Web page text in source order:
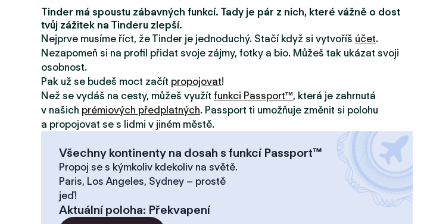
Tinder má spoustu zábavných funkcí. Tady je pár z nich, které vážně o dost
tvůj zážitek na Tinderu zlepší.
Nejprve musíme říct, že Tinder je jednoduchý. Stačí když si vytvoříš účet.
Nezapomeň si na profil přidat svoje zájmy, fotky a bio. Můžeš tak ukázat svoji
osobnost.
Pak už se budeš moct začít propojovat!
Než se vydáš na cesty, můžeš využít funkci Passport™, která je zahrnutá
v našich prémiových předplatných. Passport ti umožňuje změnit si polohu
a propojovat se s lidmi v jiném městě.
Všechny kontinenty na dosah s funkcí Passport™
Propoj se s kýmkoliv kdekoliv na světě.
Paris, Los Angeles, Sydney – prostě
jeď!
Aktuální poloha: Překvapení